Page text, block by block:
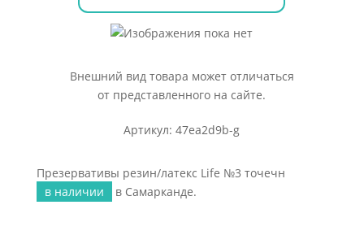
Внешний вид товара может отличаться
от представленного на сайте.
Артикул: 47ea2d9b-g
Презервативы резин/латекс Life №3 точечн
в наличии
в Самарканде.